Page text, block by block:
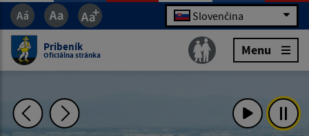
Slovenčina
Pribeník
Oficiálna stránka Menu